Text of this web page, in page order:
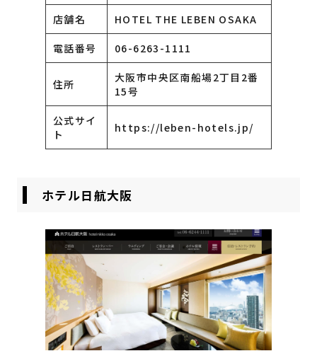
店舗名 HOTEL THE LEBEN OSAKA
電話番号 06-6263-1111
住所
大阪市中央区南船場2丁目2番
15号
公式サイ
ト
https://leben-hotels.jp/
ホテル日航大阪